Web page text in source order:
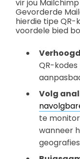
vir jou
Gevorderde
hierdie tipe QR-
voordele bied
QR-
Volg
te
wanneer